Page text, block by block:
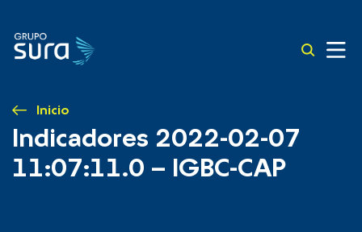
Inicio
Indicadores 2022-02-07
11:07:11.0 – IGBC-CAP